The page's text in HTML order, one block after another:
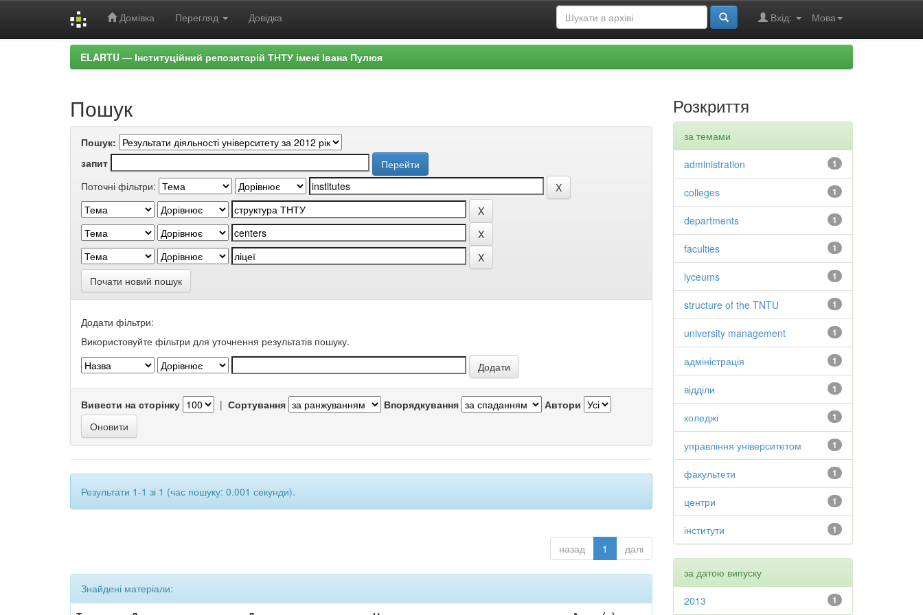
Домівка Перегляд Довідка Мова
Вхід:
ELARTU — Інституційний репозитарій ТНТУ імені Івана Пулюя
Пошук
Пошук:
запит
Поточні фільтри:
Почати новий пошук
Додати фільтри:
Використовуйте фільтри для уточнення результатів пошуку.
Вивести на сторінку | Сортування Впорядкування Автори
Результати 1-1 зі 1 (час пошуку: 0.001 секунди).
назад 1 далі
Знайдені матеріали:
Розкриття
за темами
1
administration
1
colleges
1
departments
1
faculties
1
lyceums
1
structure of the TNTU
1
university management
1
адміністрація
1
відділи
1
коледжі
1
управління університетом
1
факультети
1
центри
1
інститути
за датою випуску
1
2013